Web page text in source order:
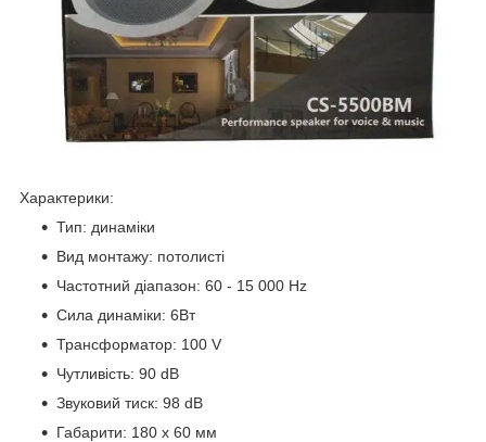
Характерики:
Тип: динаміки
Вид монтажу: потолисті
Частотний діапазон: 60 - 15 000 Hz
Сила динаміки: 6Вт
Трансформатор: 100 V
Чутливість: 90 dB
Звуковий тиск: 98 dB
Габарити: 180 x 60 мм